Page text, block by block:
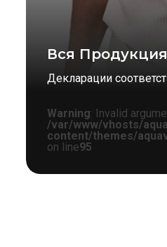
Вся
Декларации
Warning: Invalid
/var/www/vhosts/
content/themes/
on line95